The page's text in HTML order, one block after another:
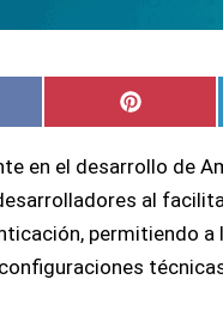
en
Pinterest
en el desarrollo de
al
permitiendo